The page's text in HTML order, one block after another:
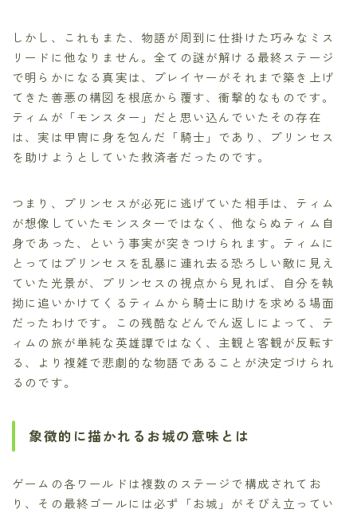
しかし、これもまた、物語が周到に仕掛けた巧みなミス
リードに他なりません。全ての謎が解ける最終ステージ
で明らかになる真実は、プレイヤーがそれまで築き上げ
てきた善悪の構図を根底から覆す、衝撃的なものです。
ティムが「モンスター」だと思い込んでいたその存在
は、実は甲冑に身を包んだ「騎士」であり、プリンセス
を助けようとしていた救済者だったのです。
つまり、プリンセスが必死に逃げていた相手は、ティム
が想像していたモンスターではなく、他ならぬティム自
身であった、という事実が突きつけられます。ティムに
とってはプリンセスを乱暴に連れ去る恐ろしい敵に見え
ていた光景が、プリンセスの視点から見れば、自分を執
拗に追いかけてくるティムから騎士に助けを求める場面
だったわけです。この残酷などんでん返しによって、テ
ィムの旅が単純な英雄譚ではなく、主観と客観が反転す
る、より複雑で悲劇的な物語であることが決定づけられ
るのです。
象徴的に描かれるお城の意味とは
ゲームの各ワールドは複数のステージで構成されてお
り、その最終ゴールには必ず「お城」がそびえ立ってい